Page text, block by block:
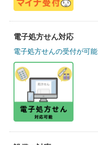
電子処方せん対応
電子処方せんの受付が可能